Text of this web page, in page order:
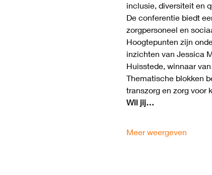
inclusie, diversiteit en
De conferentie biedt
zorgpersoneel en
Hoogtepunten zijn
inzichten van Jessica
Huisstede, winnaar
Thematische blokken
transzorg en zorg voor
Wil jij…
Meer weergeven